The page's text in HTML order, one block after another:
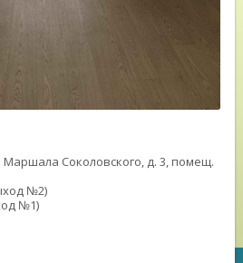
Маршала Соколовского, д. 3, помещ.
№2)
№1)